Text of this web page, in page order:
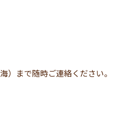
）まで随時ご連絡ください。